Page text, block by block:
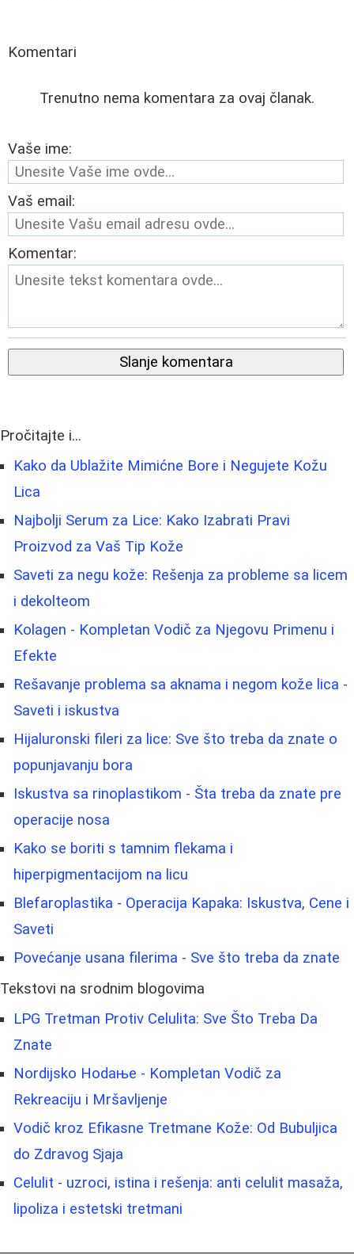
Komentari
Trenutno nema komentara za ovaj članak.
Vaše ime:
Vaš email:
Komentar:
Slanje komentara
Pročitajte i...
Kako da Ublažite Mimićne Bore i Negujete Kožu
Lica
Najbolji Serum za Lice: Kako Izabrati Pravi
Proizvod za Vaš Tip Kože
Saveti za negu kože: Rešenja za probleme sa licem
i dekolteom
Kolagen - Kompletan Vodič za Njegovu Primenu i
Efekte
Rešavanje problema sa aknama i negom kože lica -
Saveti i iskustva
Hijaluronski fileri za lice: Sve što treba da znate o
popunjavanju bora
Iskustva sa rinoplastikom - Šta treba da znate pre
operacije nosa
Kako se boriti s tamnim flekama i
hiperpigmentacijom na licu
Blefaroplastika - Operacija Kapaka: Iskustva, Cene i
Saveti
Povećanje usana filerima - Sve što treba da znate
Tekstovi na srodnim blogovima
LPG Tretman Protiv Celulita: Sve Što Treba Da
Znate
Nordijsko Hodaње - Kompletan Vodič za
Rekreaciju i Mršavljenje
Vodič kroz Efikasne Tretmane Kože: Od Bubuljica
do Zdravog Sjaja
Celulit - uzroci, istina i rešenja: anti celulit masaža,
lipoliza i estetski tretmani